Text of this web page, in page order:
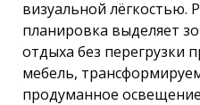
визуальной лёгкостью.
планировка выделяет
отдыха без перегрузки
мебель,
продуманное